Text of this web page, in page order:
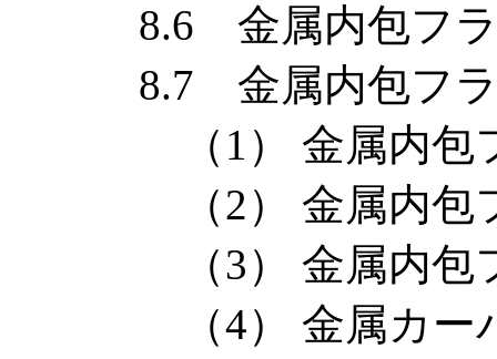
8.6 金属内包フラ
8.7 金属内包フラ
（1） 金属内包フ
（2） 金属内包フ
（3） 金属内包フ
（4） 金属カーバ